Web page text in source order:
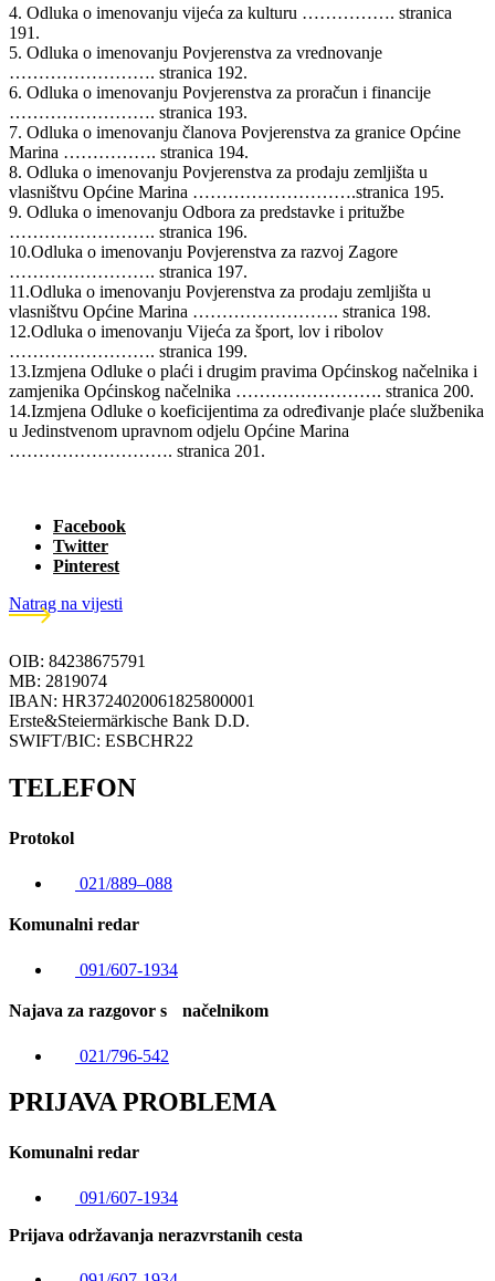
4. Odluka o imenovanju vijeća za kulturu ……………. stranica
191.
5. Odluka o imenovanju Povjerenstva za vrednovanje
……………………. stranica 192.
6. Odluka o imenovanju Povjerenstva za proračun i financije
……………………. stranica 193.
7. Odluka o imenovanju članova Povjerenstva za granice Općine
Marina ……………. stranica 194.
8. Odluka o imenovanju Povjerenstva za prodaju zemljišta u
vlasništvu Općine Marina ……………………….stranica 195.
9. Odluka o imenovanju Odbora za predstavke i pritužbe
……………………. stranica 196.
10.Odluka o imenovanju Povjerenstva za razvoj Zagore
……………………. stranica 197.
11.Odluka o imenovanju Povjerenstva za prodaju zemljišta u
vlasništvu Općine Marina ……………………. stranica 198.
12.Odluka o imenovanju Vijeća za šport, lov i ribolov
……………………. stranica 199.
13.Izmjena Odluke o plaći i drugim pravima Općinskog načelnika i
zamjenika Općinskog načelnika ……………………. stranica 200.
14.Izmjena Odluke o koeficijentima za određivanje plaće službenika
u Jedinstvenom upravnom odjelu Općine Marina
………………………. stranica 201.
Facebook
Twitter
Pinterest
Natrag na vijesti
OIB: 84238675791
MB: 2819074
IBAN: HR3724020061825800001
Erste&Steiermärkische Bank D.D.
SWIFT/BIC: ESBCHR22
TELEFON
Protokol
021/889–088
Komunalni redar
091/607-1934
Najava za razgovor s načelnikom
021/796-542
PRIJAVA PROBLEMA
Komunalni redar
091/607-1934
Prijava održavanja nerazvrstanih cesta